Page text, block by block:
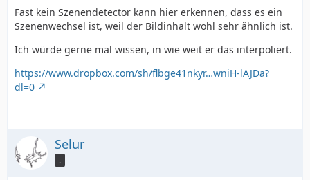
Fast kein Szenendetector kann hier erkennen, dass es ein
Szenenwechsel ist, weil der Bildinhalt wohl sehr ähnlich ist.
Ich würde gerne mal wissen, in wie weit er das interpoliert.
https://www.dropbox.com/sh/flbge41nkyr…wniH-lAJDa?
dl=0
Selur
.